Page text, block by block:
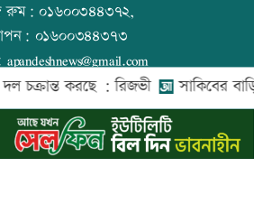
দুপুরের মধ্যে ঝোড়ো হাওয়াসহ বজ্রবৃষ্টি হতে
পারে যেসব অঞ্চলে
ডিএমপির ১২ ঊর্ধ্বতন কর্মকর্তাকে বদলি
কোরআন-হাদিসে নামাজ না পড়ার শাস্তি
বিশ্ব মাতৃদুগ্ধ দিবস আজ
রুম:০১৬০০৩৪৪৩৭২,
০১৬০০৩৪৪৩৭৩
apandeshnews@gmail.com
কর্তৃক সর্বসত্ব ® সংরক্ষিত | উন্নয়নে
ইমিথমেকারস.কম
করছে : রিজভী সাকিবের বাড়িতে